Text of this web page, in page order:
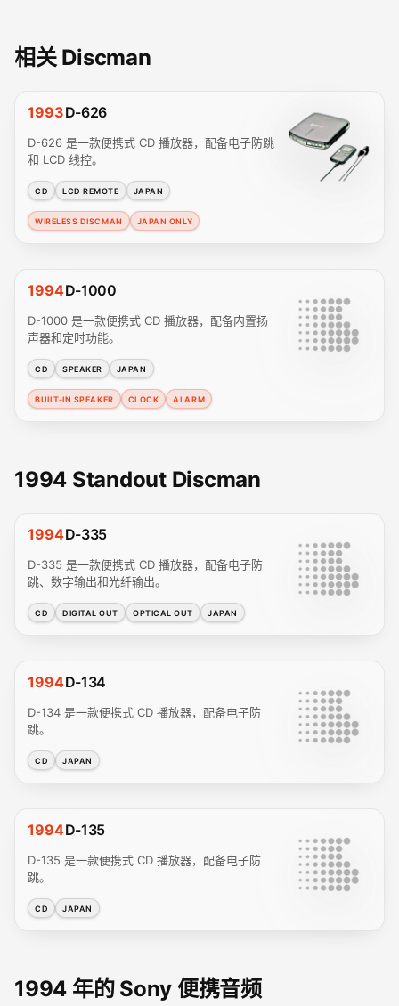
相关 Discman
1993D-626
D-626 是一款便携式 CD 播放器，配备电子防跳
和 LCD 线控。
CD LCD REMOTE JAPAN
WIRELESS DISCMAN JAPAN ONLY
1994D-1000
D-1000 是一款便携式 CD 播放器，配备内置扬
声器和定时功能。
CD SPEAKER JAPAN
BUILT-IN SPEAKER CLOCK ALARM
1994 Standout Discman
1994D-335
D-335 是一款便携式 CD 播放器，配备电子防
跳、数字输出和光纤输出。
CD DIGITAL OUT OPTICAL OUT JAPAN
1994D-134
D-134 是一款便携式 CD 播放器，配备电子防
跳。
CD JAPAN
1994D-135
D-135 是一款便携式 CD 播放器，配备电子防
跳。
CD JAPAN
1994 年的 Sony 便携音频